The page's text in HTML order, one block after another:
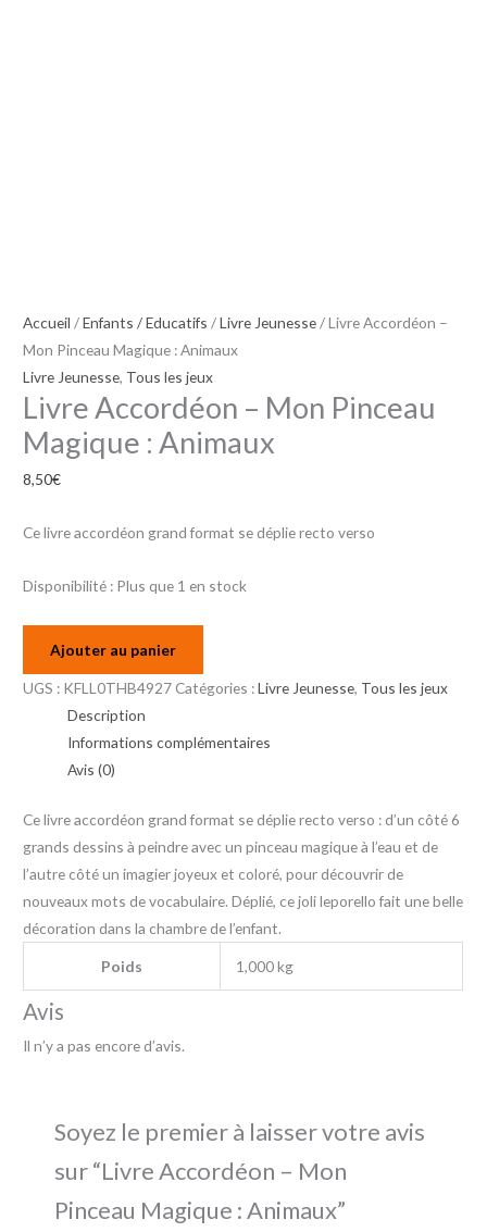
Accueil /Enfants / Educatifs /Livre Jeunesse/ Livre Accordéon –
Mon Pinceau Magique : Animaux
Livre Jeunesse, Tous les jeux
Livre Accordéon – Mon Pinceau
Magique : Animaux
8,50€
Ce livre accordéon grand format se déplie recto verso
Disponibilité : Plus que 1 en stock
Ajouter au panier
UGS : KFLL0THB4927 Catégories :Livre Jeunesse, Tous les jeux
Description
Informations complémentaires
Avis (0)
Ce livre accordéon grand format se déplie recto verso : d’un côté 6
grands dessins à peindre avec un pinceau magique à l’eau et de
l’autre côté un imagier joyeux et coloré, pour découvrir de
nouveaux mots de vocabulaire. Déplié, ce joli leporello fait une belle
décoration dans la chambre de l’enfant.
Poids 1,000 kg
Avis
Il n’y a pas encore d’avis.
Soyez le premier à laisser votre avis
sur “Livre Accordéon – Mon
Pinceau Magique : Animaux”